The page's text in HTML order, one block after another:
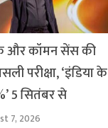
और कॉमन सेंस की
परीक्षा, ‘इंडिया के
5 सितंबर से
7, 2026